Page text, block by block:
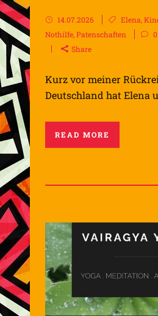
14.07.2026 Elena,
Nothilfe,Patenschaften 0
Share
Kurz vor meiner
Deutschland hat Elena
READ MORE